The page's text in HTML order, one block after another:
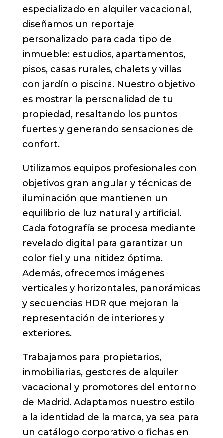
especializado en alquiler vacacional,
diseñamos un reportaje
personalizado para cada tipo de
inmueble: estudios, apartamentos,
pisos, casas rurales, chalets y villas
con jardín o piscina. Nuestro objetivo
es mostrar la personalidad de tu
propiedad, resaltando los puntos
fuertes y generando sensaciones de
confort.
Utilizamos equipos profesionales con
objetivos gran angular y técnicas de
iluminación que mantienen un
equilibrio de luz natural y artificial.
Cada fotografía se procesa mediante
revelado digital para garantizar un
color fiel y una nitidez óptima.
Además, ofrecemos imágenes
verticales y horizontales, panorámicas
y secuencias HDR que mejoran la
representación de interiores y
exteriores.
Trabajamos para propietarios,
inmobiliarias, gestores de alquiler
vacacional y promotores del entorno
de Madrid. Adaptamos nuestro estilo
a la identidad de la marca, ya sea para
un catálogo corporativo o fichas en